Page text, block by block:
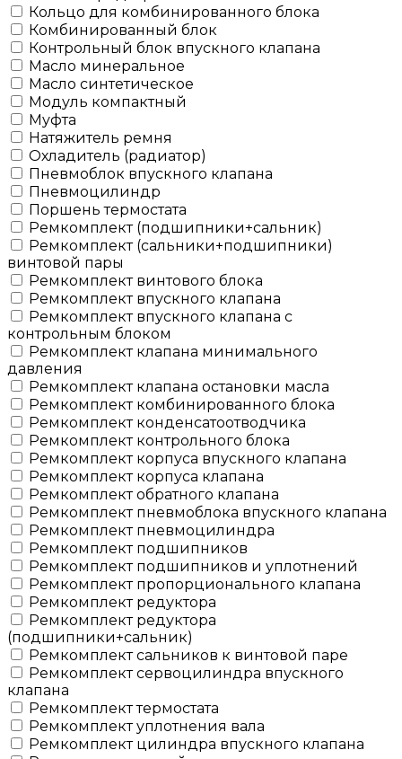
Кольцо для комбинированного блока
Комбинированный блок
Контрольный блок впускного клапана
Масло минеральное
Масло синтетическое
Модуль компактный
Муфта
Натяжитель ремня
Охладитель (радиатор)
Пневмоблок впускного клапана
Пневмоцилиндр
Поршень термостата
Ремкомплект (подшипники+сальник)
Ремкомплект (сальники+подшипники)
винтовой пары
Ремкомплект винтового блока
Ремкомплект впускного клапана
Ремкомплект впускного клапана с
контрольным блоком
Ремкомплект клапана минимального
давления
Ремкомплект клапана остановки масла
Ремкомплект комбинированного блока
Ремкомплект конденсатоотводчика
Ремкомплект контрольного блока
Ремкомплект корпуса впускного клапана
Ремкомплект корпуса клапана
Ремкомплект обратного клапана
Ремкомплект пневмоблока впускного клапана
Ремкомплект пневмоцилиндра
Ремкомплект подшипников
Ремкомплект подшипников и уплотнений
Ремкомплект пропорционального клапана
Ремкомплект редуктора
Ремкомплект редуктора
(подшипники+сальник)
Ремкомплект сальников к винтовой паре
Ремкомплект сервоцилиндра впускного
клапана
Ремкомплект термостата
Ремкомплект уплотнения вала
Ремкомплект цилиндра впускного клапана